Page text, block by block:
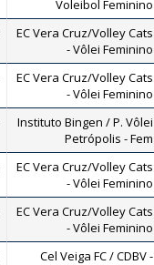
Voleibol Feminino
EC Vera Cruz/Volley Cats
- Vôlei Feminino
EC Vera Cruz/Volley Cats
- Vôlei Feminino
Instituto Bingen / P. Vôlei
Petrópolis - Fem
EC Vera Cruz/Volley Cats
- Vôlei Feminino
EC Vera Cruz/Volley Cats
- Vôlei Feminino
Cel Veiga FC / CDBV -